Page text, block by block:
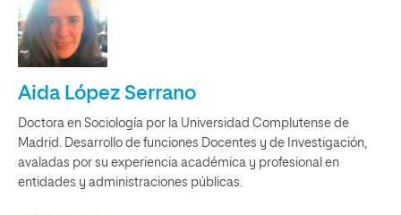
Aida López Serrano
Doctora en Sociología por la Universidad Complutense de
Madrid. Desarrollo de funciones Docentes y de Investigación,
avaladas por su experiencia académica y profesional en
entidades y administraciones públicas.